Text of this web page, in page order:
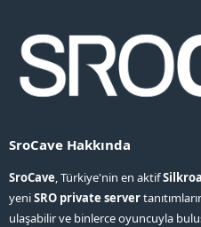
SroCave Hakkında
SroCave, Türkiye'nin en aktif
yeniSRO private server
ulaşabilir ve binlerce oyuncuyla